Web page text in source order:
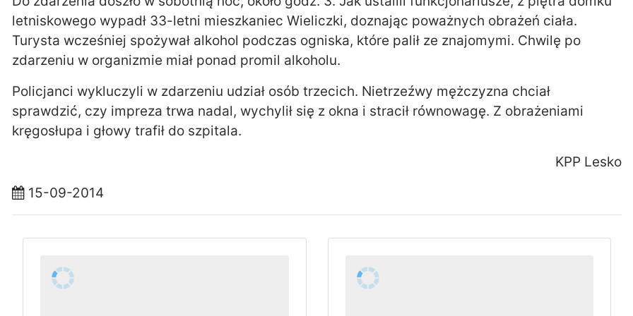
letniskowego wypadł 33-letni mieszkaniec Wieliczki, doznając poważnych obrażeń ciała.
Turysta wcześniej spożywał alkohol podczas ogniska, które palił ze znajomymi. Chwilę po
zdarzeniu w organizmie miał ponad promil alkoholu.
Policjanci wykluczyli w zdarzeniu udział osób trzecich. Nietrzeźwy mężczyzna chciał
sprawdzić, czy impreza trwa nadal, wychylił się z okna i stracił równowagę. Z obrażeniami
kręgosłupa i głowy trafił do szpitala.
KPP Lesko
15-09-2014